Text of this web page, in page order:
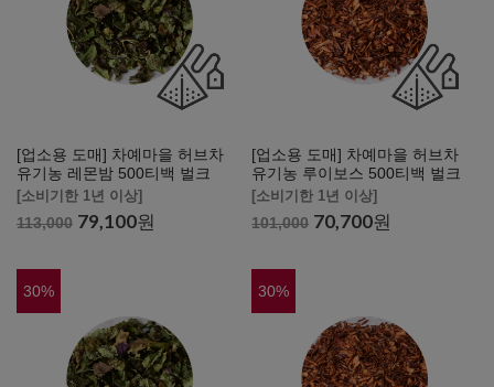
[업소용 도매] 차예마을 허브차
유기농 레몬밤 500티백 벌크
[소비기한 1년 이상]
113,000 79,100원
[업소용 도매] 차예마을 허브차
유기농 루이보스 500티백 벌크
[소비기한 1년 이상]
101,000 70,700원
30% 30%